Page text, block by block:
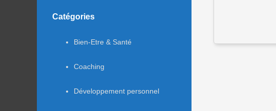
Catégories
Bien-Etre & Santé
Coaching
Développement personnel